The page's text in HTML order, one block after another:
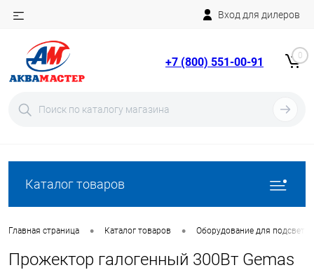
Вход для дилеров
+7 (800) 551-00-91 0
Каталог товаров
Главная страница • Каталог товаров • Оборудование для
Прожектор галогенный 300Вт Gemas